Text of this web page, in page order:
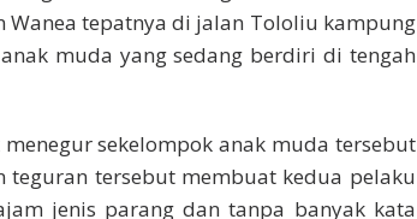
Wanea tepatnya di jalan Tololiu kampung
muda yang sedang berdiri di tengah
sekelompok anak muda tersebut
tersebut membuat kedua pelaku
jenis parang dan tanpa banyak kata